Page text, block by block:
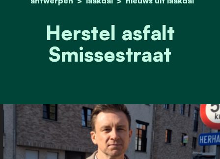
Herstel asfalt
Smissestraat